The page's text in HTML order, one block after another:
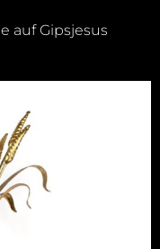
auf Gipsjesus